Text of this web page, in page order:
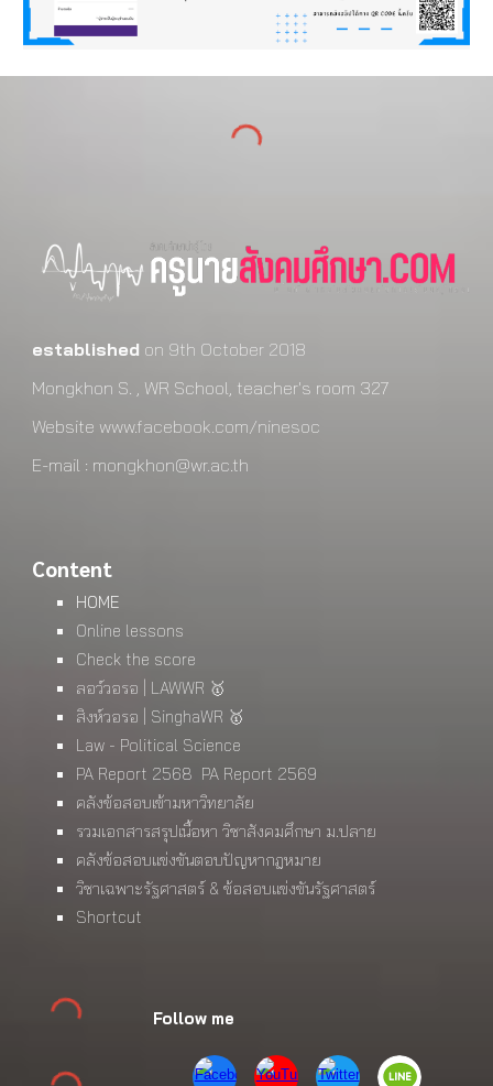
established on 9th October 2018
Mongkhon S. , WR School, teacher's room 327
Website www.facebook.com/ninesoc
E-mail : mongkhon@wr.ac.th
Content
HOME
Online lessons
Check the score
ลอว์วอรอ | LAWWR 🥇
สิงห์วอรอ | SinghaWR 🥇
Law - Political Science
PA Report 2568 PA Report 2569
คลังข้อสอบเข้ามหาวิทยาลัย
รวมเอกสารสรุปเนื้อหา วิชาสังคมศึกษา ม.ปลาย
คลังข้อสอบแข่งขันตอบปัญหากฎหมาย
วิชาเฉพาะรัฐศาสตร์ & ข้อสอบแข่งขันรัฐศาสตร์
Shortcut
Follow me